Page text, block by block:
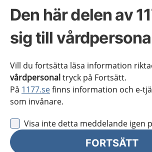
Den här delen av
sig till
Vill du fortsätta läsa information
vårdpersonaltryck på Fortsätt.
På 1177.sefinns information och e-
som invånare.
Visa inte detta meddelande igen
FORTSÄTT
Innan remiss för standardiserat
skickas, beakta att patienten önskar,
klarar av utredningen. Beslutet ska
med patienten och eventuellt
Remiss vid välgrundad misstanke om
ska innehålla
patienten på grund av ålder
tidigare sjukdomar och